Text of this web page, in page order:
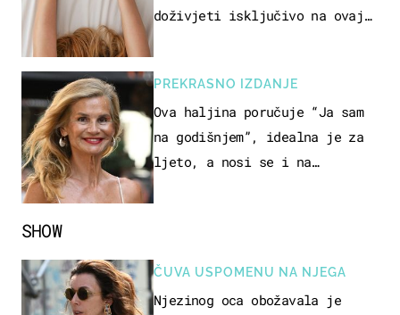
SHOW
ČUVA USPOMENU NA NJEGA
Njezinog oca obožavala je
doživjeti isključivo na ovaj
PREKRASNO IZDANJE
Ova haljina poručuje “Ja sam
na godišnjem”, idealna je za
ljeto, a nosi se i na